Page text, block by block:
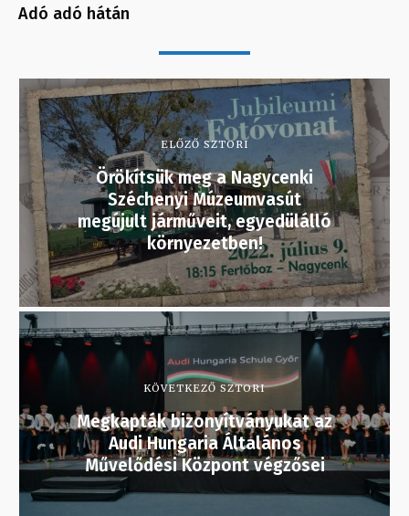
Adó adó hátán
ELŐZŐ SZTORI
Örökítsük meg a Nagycenki
Széchenyi Múzeumvasút
megújult járműveit, egyedülálló
környezetben!
KÖVETKEZŐ SZTORI
Megkapták bizonyítványukat az
Audi Hungaria Általános
Művelődési Központ végzősei